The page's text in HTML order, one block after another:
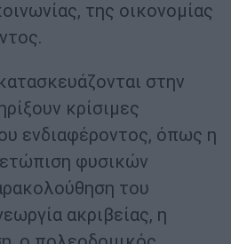
της οικονομίας
στην
κρίσιμες
ενδιαφέροντος, όπως η
φυσικών
του
ακριβείας, η